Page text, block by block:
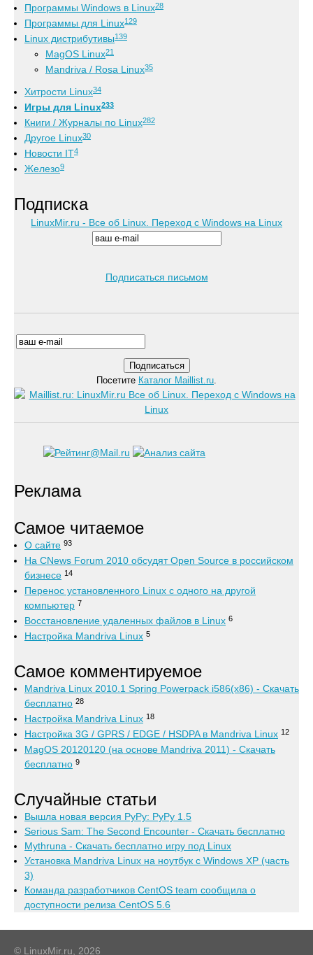
Программы Windows в Linux28
Программы для Linux129
Linux дистрибутивы139
MagOS Linux21
Mandriva / Rosa Linux35
Хитрости Linux34
Игры для Linux233
Книги / Журналы по Linux282
Другое Linux30
Новости IT4
Железо9
Подписка
LinuxMir.ru - Все об Linux. Переход с Windows на Linux
Подписаться письмом
Посетите Каталог Maillist.ru.
Реклама
Самое читаемое
О сайте 93
На CNews Forum 2010 обсудят Open Source в российском
бизнесе 14
Перенос установленного Linux с одного на другой
компьютер 7
Восстановление удаленных файлов в Linux 6
Настройка Mandriva Linux 5
Самое комментируемое
Mandriva Linux 2010.1 Spring Powerpack i586(x86) - Скачать
бесплатно 28
Настройка Mandriva Linux 18
Настройка 3G / GPRS / EDGE / HSDPA в Mandriva Linux 12
MagOS 20120120 (на основе Mandriva 2011) - Скачать
бесплатно 9
Случайные статьи
Вышла новая версия PyPy: PyPy 1.5
Serious Sam: The Second Encounter - Скачать бесплатно
Mythruna - Скачать бесплатно игру под Linux
Установка Mandriva Linux на ноутбук с Windows XP (часть
3)
Команда разработчиков CentOS team сообщила о
доступности релиза CentOS 5.6
© LinuxMir.ru, 2026